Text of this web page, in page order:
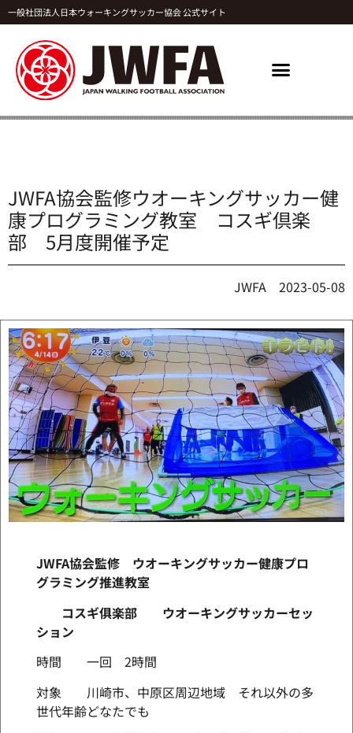
一般社団法人日本ウォーキングサッカー協会 公式サイト
JWFA協会監修ウオーキングサッカー健
康プログラミング教室 コスギ倶楽
部 5月度開催予定
JWFA 2023-05-08
JWFA協会監修 ウオーキングサッカー健康プロ
グラミング推進教室
コスギ俱楽部 ウオーキングサッカーセッ
ション
時間 一回 2時間
対象 川崎市、中原区周辺地域 それ以外の多
世代年齢どなたでも